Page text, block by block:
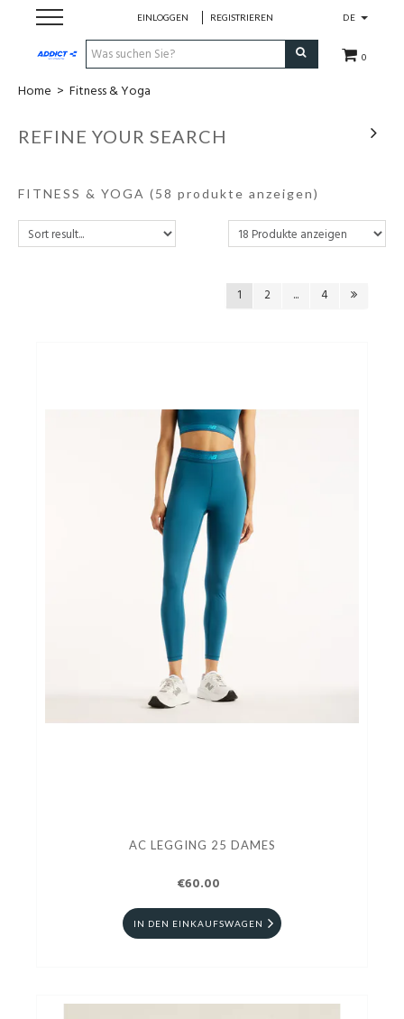
DE
0
EINLOGGEN REGISTRIEREN
Cadeaubon
Loopschoenen
Run
Swim
Home > Fitness & Yoga
REFINE YOUR SEARCH
FITNESS & YOGA (58 produkte anzeigen)
1 2 ... 4
AC LEGGING 25 DAMES
€60.00
IN DEN EINKAUFSWAGEN